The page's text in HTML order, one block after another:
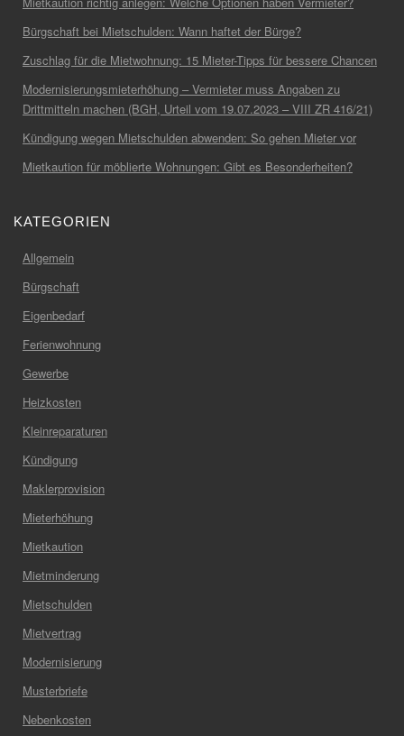
Bürgschaft bei Mietschulden: Wann haftet der Bürge?
Zuschlag für die Mietwohnung: 15 Mieter-Tipps für bessere Chancen
Modernisierungsmieterhöhung – Vermieter muss Angaben zu
Drittmitteln machen (BGH, Urteil vom 19.07.2023 – VIII ZR 416/21)
Kündigung wegen Mietschulden abwenden: So gehen Mieter vor
Mietkaution für möblierte Wohnungen: Gibt es Besonderheiten?
KATEGORIEN
Allgemein
Bürgschaft
Eigenbedarf
Ferienwohnung
Gewerbe
Heizkosten
Kleinreparaturen
Kündigung
Maklerprovision
Mieterhöhung
Mietkaution
Mietminderung
Mietschulden
Mietvertrag
Modernisierung
Musterbriefe
Nebenkosten